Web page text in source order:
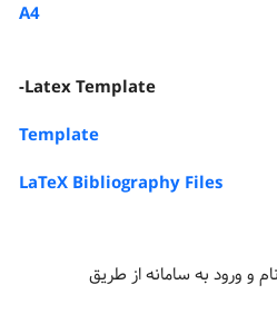
A4
-Latex Template
Template
LaTeX Bibliography Files
و ورود به سامانه از طریق